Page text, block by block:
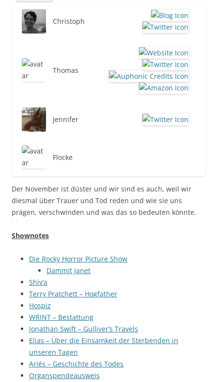
Christoph
Thomas
Jennifer
Flocke
Der November ist düster und wir sind es auch, weil wir
diesmal über Trauer und Tod reden und wie sie uns
prägen, verschwinden und was das so bedeuten könnte.
Shownotes
Die Rocky Horror Picture Show
Dammit Janet
Shiv’a
Terry Pratchett – Hogfather
Hospiz
WRINT – Bestattung
Jonathan Swift – Gulliver’s Travels
Elias – Über die Einsamkeit der Sterbenden in
unseren Tagen
Ariés – Geschichte des Todes
Organspendeausweis